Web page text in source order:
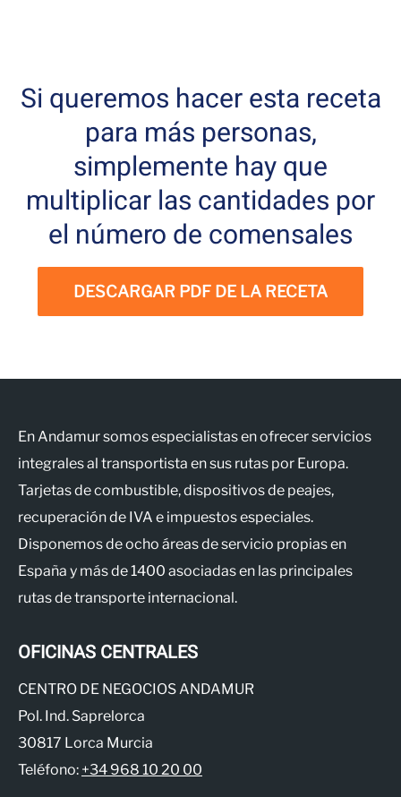
Si queremos hacer esta receta
para más personas,
simplemente hay que
multiplicar las cantidades por
el número de comensales
DESCARGAR PDF DE LA RECETA
En Andamur somos especialistas en ofrecer servicios
integrales al transportista en sus rutas por Europa.
Tarjetas de combustible, dispositivos de peajes,
recuperación de IVA e impuestos especiales.
Disponemos de ocho áreas de servicio propias en
España y más de 1400 asociadas en las principales
rutas de transporte internacional.
OFICINAS CENTRALES
CENTRO DE NEGOCIOS ANDAMUR
Pol. Ind. Saprelorca
30817 Lorca Murcia
Teléfono: +34 968 10 20 00